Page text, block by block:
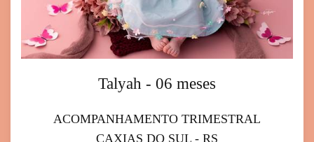
Talyah - 06 meses
ACOMPANHAMENTO TRIMESTRAL
CAXIAS DO SUL - RS